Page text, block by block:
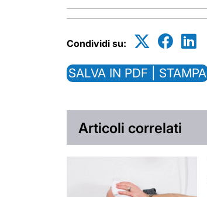
Condividi su:
SALVA IN PDF | STAMPA
Articoli correlati